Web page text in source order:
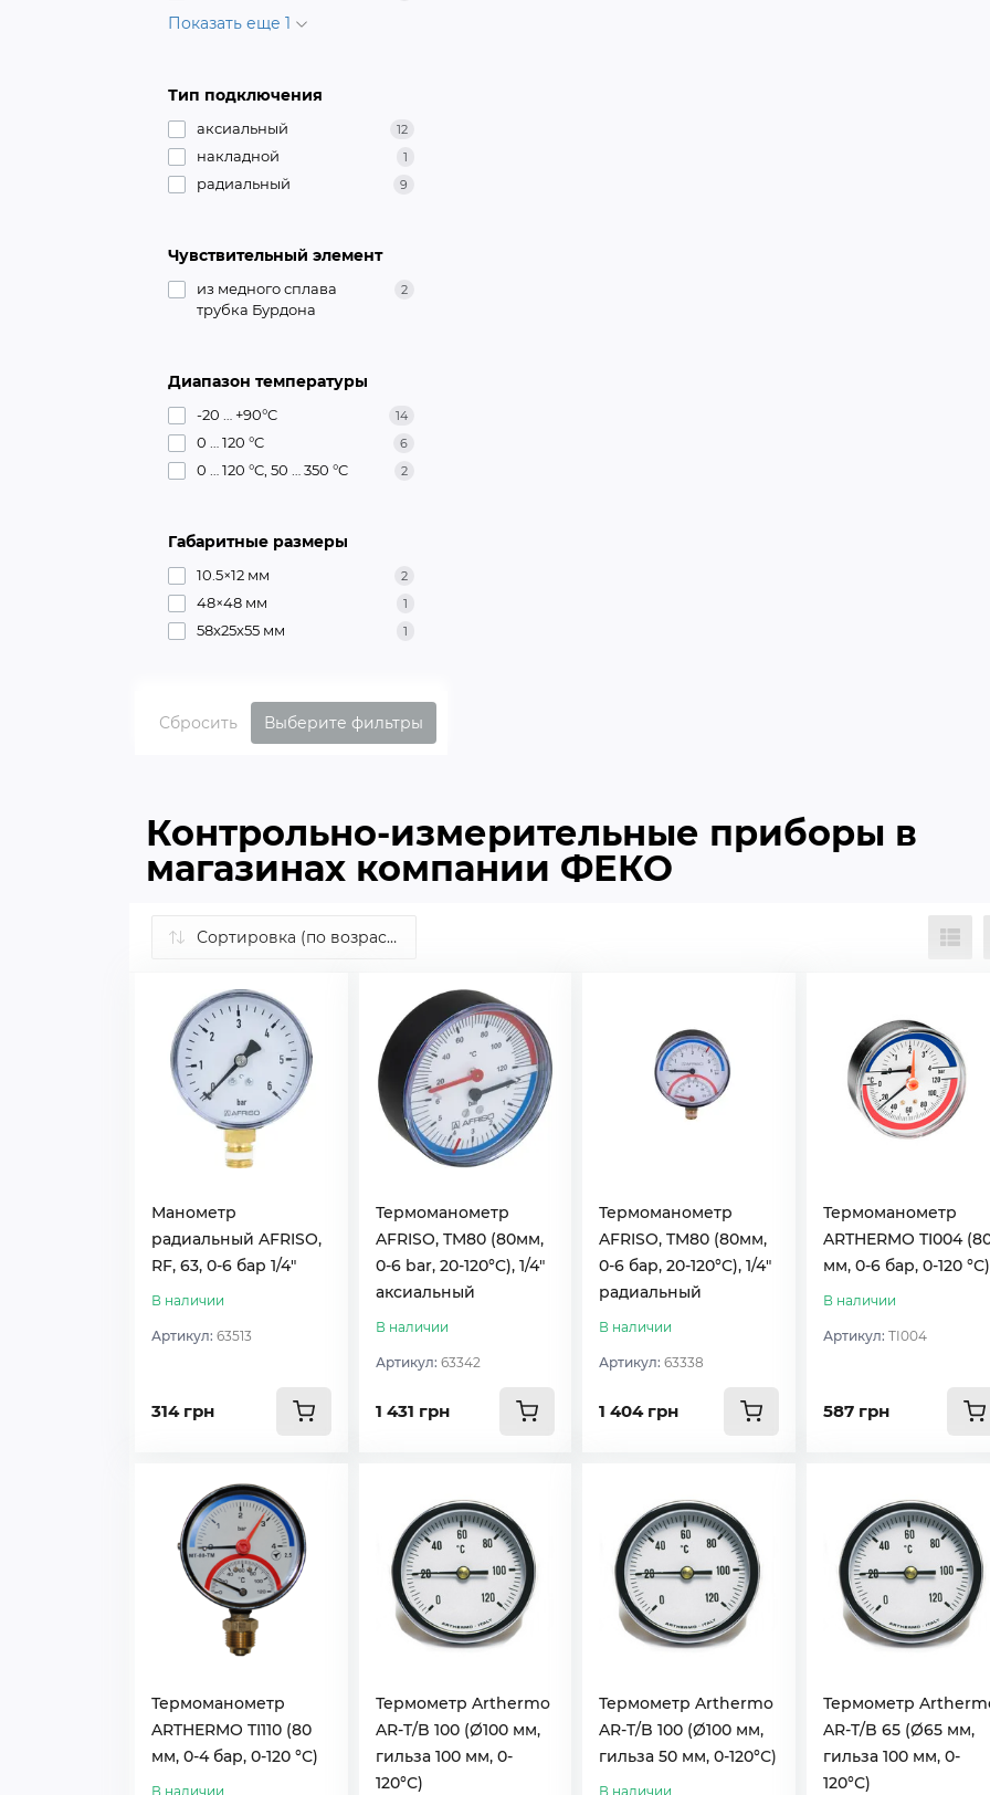
Показать еще 1
Тип подключения
аксиальный 12
накладной 1
радиальный 9
Чувствительный элемент
из медного сплава
трубка Бурдона
2
Диапазон температуры
-20 … +90°C 14
0 … 120 °C 6
0 … 120 °C, 50 … 350 °C 2
Габаритные размеры
10.5×12 мм 2
48×48 мм 1
58x25x55 мм 1
Сбросить Выберите фильтры
Контрольно-измерительные приборы в
магазинах компании ФЕКО
Манометр
радиальный AFRISO,
RF, 63, 0-6 бар 1/4"
В наличии
Артикул: 63513
314 грн
Термоманометр
AFRISO, TM80 (80мм,
0-6 bar, 20-120°C), 1/4"
аксиальный
В наличии
Артикул: 63342
1 431 грн
Термоманометр
AFRISO, TM80 (80мм,
0-6 бар, 20-120°C), 1/4"
радиальный
В наличии
Артикул:63338
1 404 грн
Термоманометр
ARTHERMO TI004
мм, 0-6 бар, 0-120 °С)
В наличии
Артикул: TI004
587 грн
Термоманометр
ARTHERMO TI110 (80
мм, 0-4 бар, 0-120 °С)
В наличии
Термометр Arthermo
AR-T/B 100 (Ø100 мм,
гильза 100 мм, 0-
120°С)
Термометр Arthermo
AR-T/B 100 (Ø100 мм,
гильза 50 мм, 0-120°С)
В наличии
Термометр
AR-T/B 65 (Ø65 мм,
гильза 100 мм, 0-
120°С)